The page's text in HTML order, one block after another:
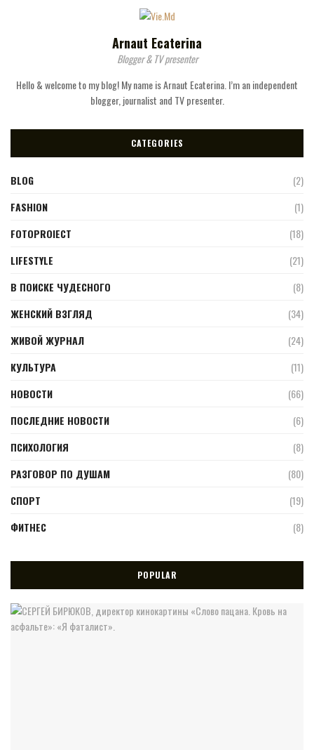
Arnaut Ecaterina
Blogger & TV presenter
Hello & welcome to my blog! My name is Arnaut Ecaterina. I’m an independent
blogger, journalist and TV presenter.
CATEGORIES
BLOG
(2)
FASHION
(1)
FOTOPROIECT
(18)
LIFESTYLE
(21)
В ПОИСКЕ ЧУДЕСНОГО
(8)
ЖЕНСКИЙ ВЗГЛЯД
(34)
ЖИВОЙ ЖУРНАЛ
(24)
КУЛЬТУРА
(11)
НОВОСТИ
(66)
ПОСЛЕДНИЕ НОВОСТИ
(6)
ПСИХОЛОГИЯ
(8)
РАЗГОВОР ПО ДУШАМ
(80)
СПОРТ
(19)
ФИТНЕС
(8)
POPULAR